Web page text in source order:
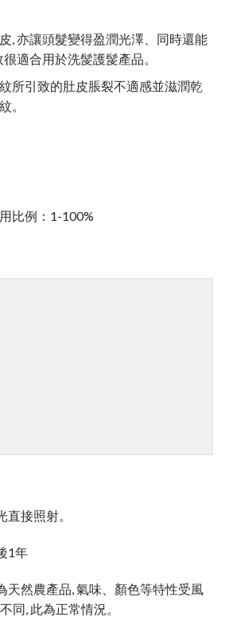
, 亦讓頭髮變得盈潤光澤、同時還能
適合用於洗髲護髲產品。
所引致的肚皮脹裂不適感並滋潤乾
。
比例：1-100%
接照射。
1年
天然農產品, 氣味、顏色等特性受風
同, 此為正常情況。